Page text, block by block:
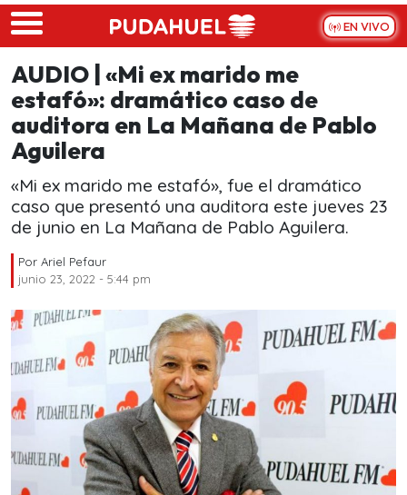
Skip to main content
EN VIVO
AUDIO | «Mi ex marido me
estafó»: dramático caso de
auditora en La Mañana de Pablo
Aguilera
«Mi ex marido me estafó», fue el dramático
caso que presentó una auditora este jueves 23
de junio en La Mañana de Pablo Aguilera.
Por Ariel Pefaur
junio 23, 2022 - 5:44 pm